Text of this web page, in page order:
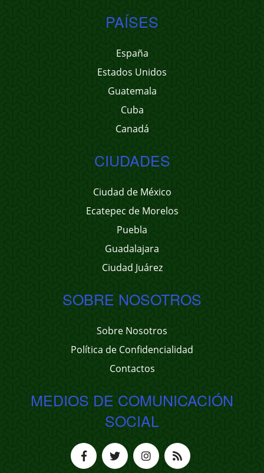
PAÍSES
España
Estados Unidos
Guatemala
Cuba
Canadá
CIUDADES
Ciudad de México
Ecatepec de Morelos
Puebla
Guadalajara
Ciudad Juárez
SOBRE NOSOTROS
Sobre Nosotros
Política de Confidencialidad
Contactos
MEDIOS DE COMUNICACIÓN
SOCIAL